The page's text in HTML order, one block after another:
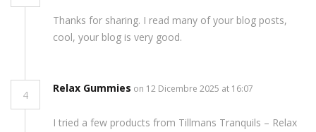
Thanks for sharing. I read many of your blog posts,
cool, your blog is very good.
4
Relax Gummies on 12 Dicembre 2025 at 16:07
I tried a few products from Tillmans Tranquils – Relax